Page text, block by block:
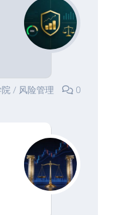
院 / 风险管理 0